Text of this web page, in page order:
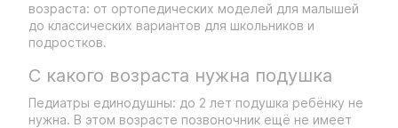
возраста: от ортопедических моделей для малышей
до классических вариантов для школьников и
подростков.
С какого возраста нужна подушка
Педиатры единодушны: до 2 лет подушка ребёнку не
нужна. В этом возрасте позвоночник ещё не имеет